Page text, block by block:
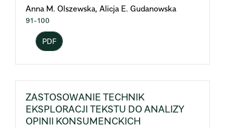
Anna M. Olszewska, Alicja E. Gudanowska
91-100
PDF
ZASTOSOWANIE TECHNIK
EKSPLORACJI TEKSTU DO ANALIZY
OPINII KONSUMENCKICH